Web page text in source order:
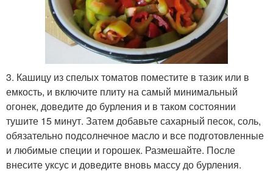
3. Кашицу из спелых томатов поместите в тазик или в
емкость, и включите плиту на самый минимальный
огонек, доведите до бурления и в таком состоянии
тушите 15 минут. Затем добавьте сахарный песок, соль,
обязательно подсолнечное масло и все подготовленные
и любимые специи и горошек. Размешайте. После
внесите уксус и доведите вновь массу до бурления.